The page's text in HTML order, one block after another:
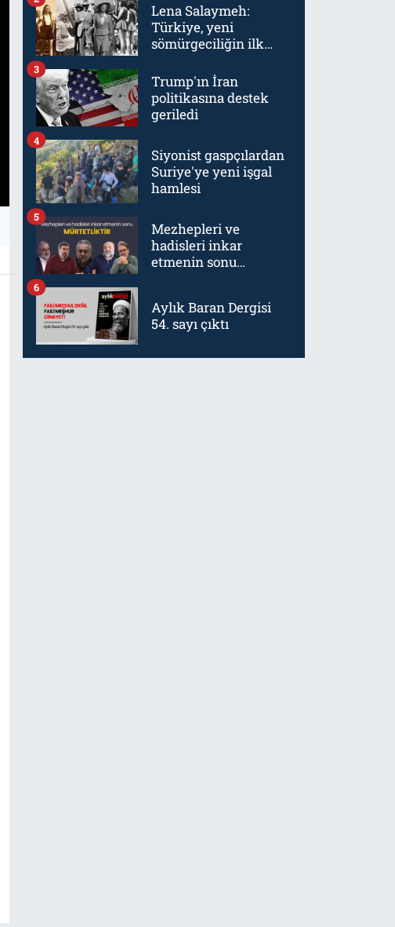
Lena Salaymeh:
Türkiye, yeni
sömürgeciliğin ilk
Trump'ın İran
politikasına destek
geriledi
3
Siyonist gaspçılardan
Suriye'ye yeni işgal
hamlesi
4
Mezhepleri ve
hadisleri inkar
etmenin sonu
5
Aylık Baran Dergisi
54. sayı çıktı
6